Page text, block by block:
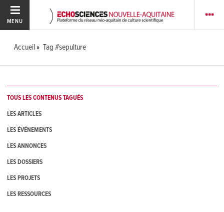
MENU
Accueil Tag #sepulture
TOUS LES CONTENUS TAGUÉS
LES ARTICLES
LES ÉVÉNEMENTS
LES ANNONCES
LES DOSSIERS
LES PROJETS
LES RESSOURCES